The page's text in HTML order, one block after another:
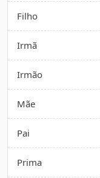
Filho
Irmã
Irmão
Mãe
Pai
Prima